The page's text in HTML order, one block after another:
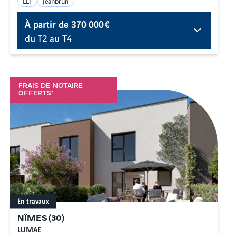
À partir de370 000 €
du T2 au T4
FRAIS DE NOTAIRE
OFFERTS*
NÎMES(30)
LUMAE
En travaux